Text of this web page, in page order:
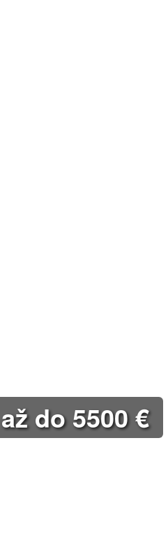
do 5500 €